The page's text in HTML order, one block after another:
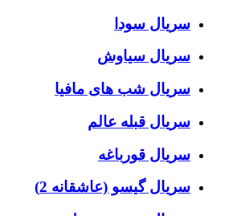
سریال سودا
سریال سیاوش
سریال شب های مافیا
سریال قبله عالم
سریال قورباغه
سریال گیسو (عاشقانه 2)